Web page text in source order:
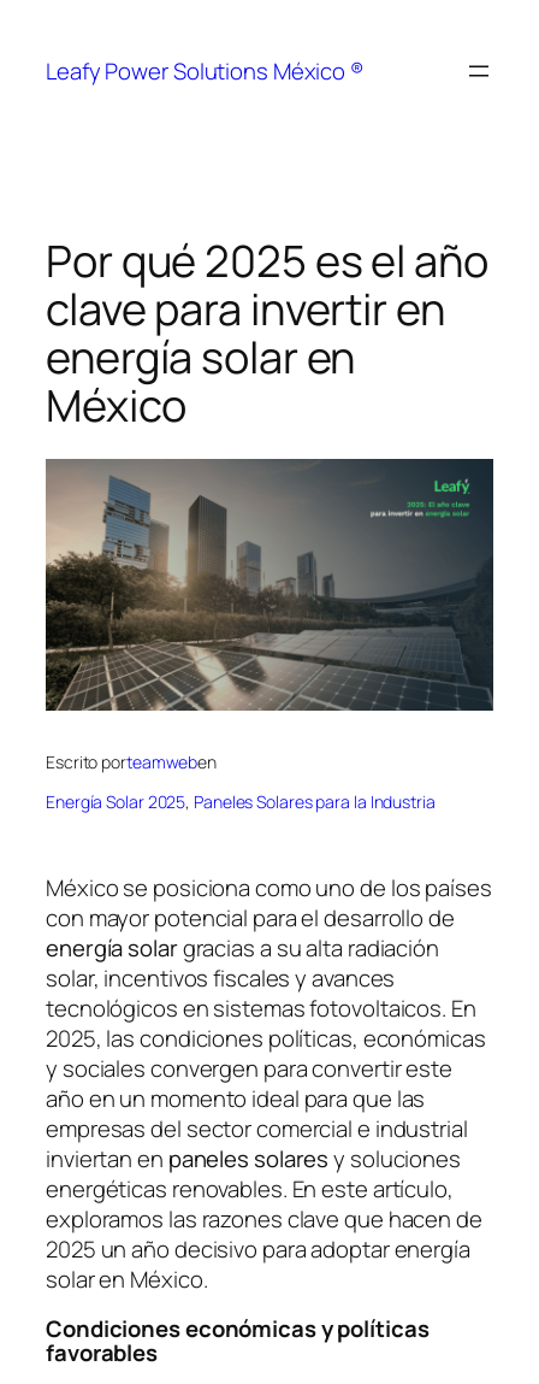
Leafy Power Solutions México ®
Por qué 2025 es el año
clave para invertir en
energía solar en
México
Escrito porteamweben
Energía Solar 2025, Paneles Solares para la Industria
México se posiciona como uno de los países
con mayor potencial para el desarrollo de
energía solargracias a su alta radiación
solar, incentivos fiscales y avances
tecnológicos en sistemas fotovoltaicos. En
2025, las condiciones políticas, económicas
y sociales convergen para convertir este
año en un momento ideal para que las
empresas del sector comercial e industrial
inviertan en paneles solaresy soluciones
energéticas renovables. En este artículo,
exploramos las razones clave que hacen de
2025 un año decisivo para adoptar energía
solar en México.
Condiciones económicas y políticas
favorables